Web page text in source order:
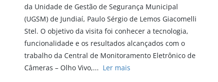
da Unidade de Gestão de Segurança Municipal
(UGSM) de Jundiaí, Paulo Sérgio de Lemos Giacomelli
Stel. O objetivo da visita foi conhecer a tecnologia,
funcionalidade e os resultados alcançados com o
trabalho da Central de Monitoramento Eletrônico de
Câmeras – Olho Vivo,... Ler mais